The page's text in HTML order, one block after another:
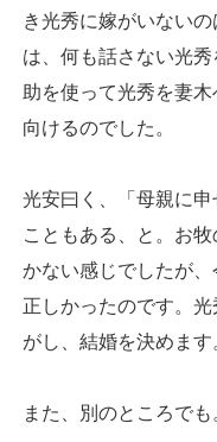
き光秀に嫁がいない
は、何も話さない光
助を使って光秀を妻
向けるのでした。
光安曰く、「母親に
こともある、と。お
かない感じでしたが
正しかったのです。
がし、結婚を決めます
また、別のところでも